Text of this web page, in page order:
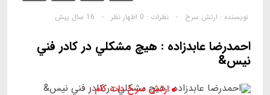
نویسنده : ارتش سرخ - نظرات : 0 اظهار نظر - 16 سال پیش
احمدرضا عابدزاده : هيچ مشكلي در كادر فني
نيس&
ارتش سرخ دات کام :